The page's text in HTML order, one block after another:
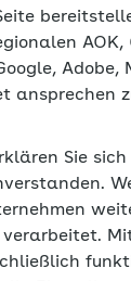
Adobe,
ansprechen
Sie